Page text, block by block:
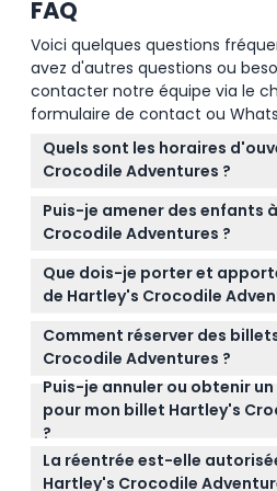
FAQ
Voici quelques questions
avez d'autres questions ou
contacter notre équipe via le
formulaire de contact ou
Quels sont les horaires
Crocodile Adventures ?
Hartley's Crocodile
jours de 8h30 à 17h00, sauf le
est fermé (sous réserve de
confirmer au moment de la
Puis-je amener des enfants
Crocodile Adventures ?
Oui, les enfants âgés de 0 à
accompagnés d'un adulte
enfants âgés de 0 à 3 ans
Tous les enfants doivent être
pendant la visite.
Que dois-je porter et
de Hartley's Crocodile
Portez des chaussures de
évitez les chaussons ou
l'eau pour une journée
Comment réserver des
Crocodile Adventures ?
Vous pouvez réserver vos
et facilement en ligne ici
de sélectionner la date
instructions pour finaliser
Puis-je annuler ou obtenir
pour mon billet Hartley's
?
Les billets ne sont pas
peuvent pas être annulés,
La réentrée est-elle
Hartley's Crocodile